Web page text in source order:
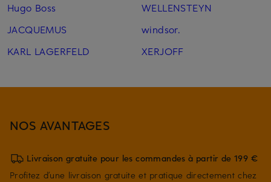
Hugo Boss
JACQUEMUS
KARL LAGERFELD
WELLENSTEYN
windsor.
XERJOFF
NOS AVANTAGES
Livraison gratuite pour les commandes à partir de 199 €
Profitez d’une livraison gratuite et pratique directement chez